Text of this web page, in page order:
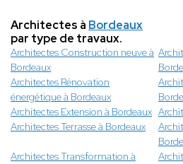
Architectes à Bordeaux
par type de travaux.
Architectes Construction neuve à
Bordeaux
Architectes Rénovation
énergétique à Bordeaux
Architectes Extension à Bordeaux
Architectes Terrasse à Bordeaux
Architectes Transformation à